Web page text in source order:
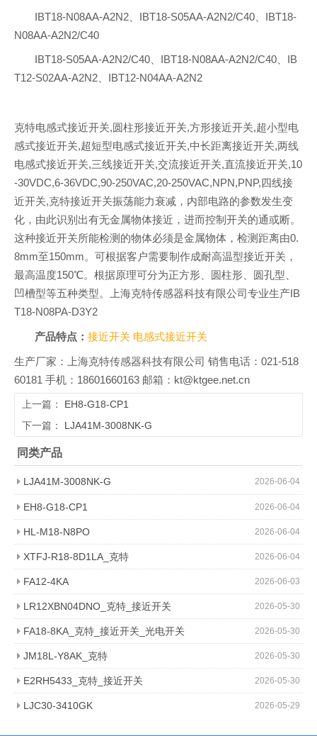
IBT18-N08AA-A2N2、IBT18-S05AA-A2N2/C40、IBT18-
N08AA-A2N2/C40
IBT18-S05AA-A2N2/C40、IBT18-N08AA-A2N2/C40、IB
T12-S02AA-A2N2、IBT12-N04AA-A2N2
克特电感式接近开关,圆柱形接近开关,方形接近开关,超小型电
感式接近开关,超短型电感式接近开关,中长距离接近开关,两线
电感式接近开关,三线接近开关,交流接近开关,直流接近开关,10
-30VDC,6-36VDC,90-250VAC,20-250VAC,NPN,PNP,四线接
近开关,克特接近开关振荡能力衰减，内部电路的参数发生变
化，由此识别出有无金属物体接近，进而控制开关的通或断。
这种接近开关所能检测的物体必须是金属物体，检测距离由0.
8mm至150mm。可根据客户需要制作成耐高温型接近开关，
最高温度150℃。根据原理可分为正方形、圆柱形、圆孔型、
凹槽型等五种类型。上海克特传感器科技有限公司专业生产IB
T18-N08PA-D3Y2
产品特点：接近开关 电感式接近开关
生产厂家：上海克特传感器科技有限公司 销售电话：021-518
60181 手机：18601660163 邮箱：kt@ktgee.net.cn
上一篇： EH8-G18-CP1
下一篇： LJA41M-3008NK-G
同类产品
2026-06-04
LJA41M-3008NK-G
2026-06-04
EH8-G18-CP1
2026-06-04
HL-M18-N8PO
2026-06-04
XTFJ-R18-8D1LA_克特
2026-06-03
FA12-4KA
2026-05-30
LR12XBN04DNO_克特_接近开关
2026-05-30
FA18-8KA_克特_接近开关_光电开关
2026-05-30
JM18L-Y8AK_克特
2026-05-30
E2RH5433_克特_接近开关
2026-05-29
LJC30-3410GK